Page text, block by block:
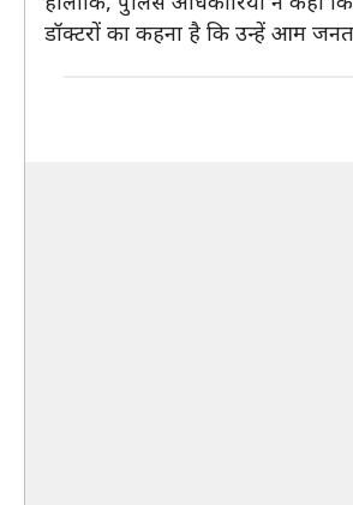
डॉक्टरों का कहना है कि उन्हें आम